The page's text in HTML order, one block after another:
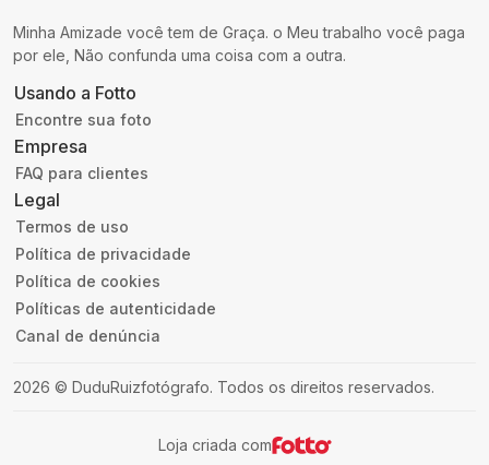
Minha Amizade você tem de Graça. o Meu trabalho você paga
por ele, Não confunda uma coisa com a outra.
Usando a Fotto
Encontre sua foto
Empresa
FAQ para clientes
Legal
Termos de uso
Política de privacidade
Política de cookies
Políticas de autenticidade
Canal de denúncia
2026 © DuduRuizfotógrafo. Todos os direitos reservados.
Loja criada com